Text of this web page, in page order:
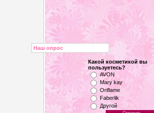
Наш опрос
Какой косметикой вы
пользуетесь?
AVON
Mary kay
Oriflame
Faberlik
Другой